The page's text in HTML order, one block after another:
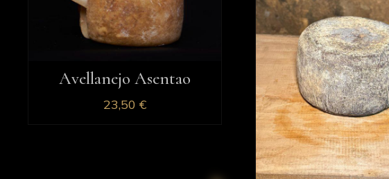
Avellanejo Asentao
23,50€